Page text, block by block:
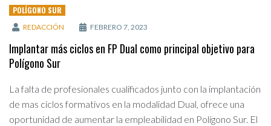
POLÍGONO SUR
REDACCIÓN FEBRERO 7, 2023
Implantar más ciclos en FP Dual como principal objetivo para
Polígono Sur
La falta de profesionales cualificados junto con la implantación
de mas ciclos formativos en la modalidad Dual, ofrece una
oportunidad de aumentar la empleabilidad en Polígono Sur. El